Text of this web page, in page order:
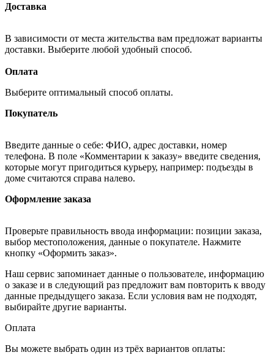
Доставка
В зависимости от места жительства вам предложат варианты
доставки. Выберите любой удобный способ.
Оплата
Выберите оптимальный способ оплаты.
Покупатель
Введите данные о себе: ФИО, адрес доставки, номер
телефона. В поле «Комментарии к заказу» введите сведения,
которые могут пригодиться курьеру, например: подъезды в
доме считаются справа налево.
Оформление заказа
Проверьте правильность ввода информации: позиции заказа,
выбор местоположения, данные о покупателе. Нажмите
кнопку «Оформить заказ».
Наш сервис запоминает данные о пользователе, информацию
о заказе и в следующий раз предложит вам повторить к вводу
данные предыдущего заказа. Если условия вам не подходят,
выбирайте другие варианты.
Оплата
Вы можете выбрать один из трёх вариантов оплаты: